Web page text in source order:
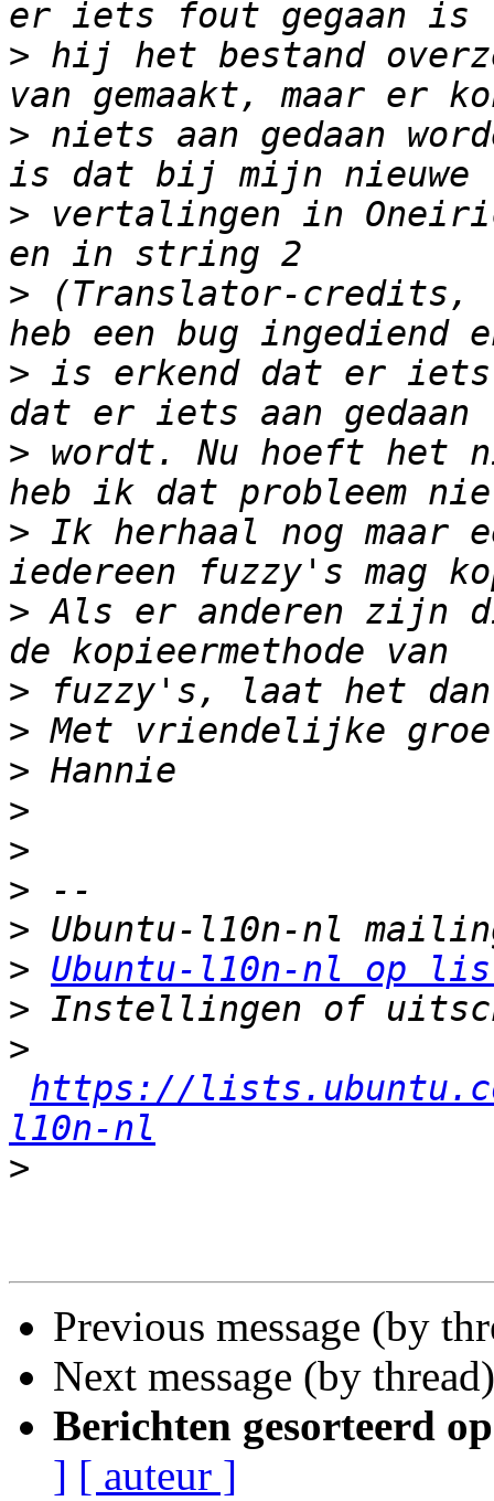
> hij het bestand
> niets aan gedaan
> vertalingen in
> (Translator-credits,
> is erkend dat er
> wordt. Nu hoeft het
> Ik herhaal nog maar
> Als er anderen zijn
>
>
>
>
>
>
>
> Ubuntu-l10n-nl op
>
>
https://
l10n-nl
>
Previous message (by
Next message (by
Berichten gesorteerd
] [ auteur ]